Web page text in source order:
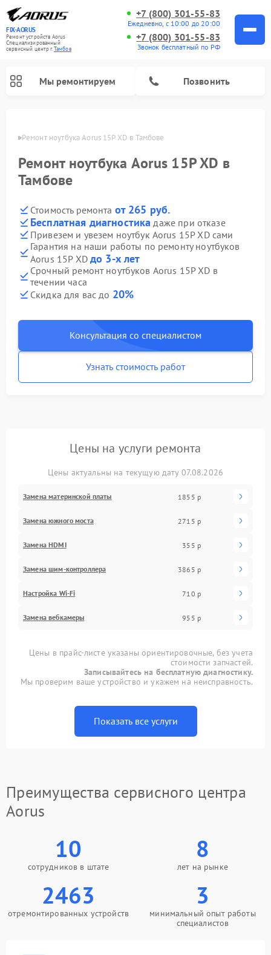
FIX-AORUS
Ремонт устройств Aorus
Специализированный
cервисный центр г.Тамбов
+7 (800) 301-55-83
Ежедневно, с 10:00 до 20:00
+7 (800) 301-55-83
Звонок бесплатный по РФ
Мы ремонтируем Позвонить
Ремонт ноутбука Aorus 15P XD в Тамбове
Ремонт ноутбука Aorus 15P XD в
Тамбове
Стоимость ремонта от 265 руб.
Бесплатная диагностика даже при отказе
Привезем и увезем ноутбук Aorus 15P XD сами
Гарантия на наши работы по ремонту ноутбуков
Aorus 15P XD до 3-х лет
Срочный ремонт ноутбуков Aorus 15P XD в
течении часа
Скидка для вас до 20%
Консультация со специалистом
Узнать стоимость работ
Цены на услуги ремонта
Цены актуальны на текущую дату 07.08.2026
Замена материнской платы 1855 р
Замена южного моста 2715 р
Замена HDMI 355 р
Замена шим-контроллера 3865 р
Настройка Wi-Fi 710 р
Замена вебкамеры 955 р
Цены в прайс-листе указаны ориентировочные, без учета
стоимости запчастей.
Записывайтесь на бесплатную диагностику.
Мы проверим ваше устройство и укажем на неисправность.
Показать все услуги
Преимущества сервисного центра
Aorus
10
сотрудников в штате
8
лет на рынке
2463
отремонтированных устройств
3
минимальный опыт работы
специалистов